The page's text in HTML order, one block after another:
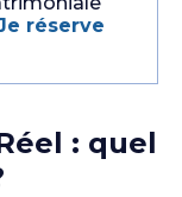
réserve
: quel